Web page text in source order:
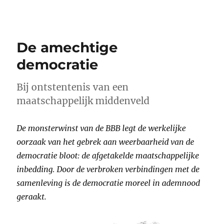
De amechtige
democratie
Bij ontstentenis van een
maatschappelijk middenveld
De monsterwinst van de BBB legt de werkelijke
oorzaak van het gebrek aan weerbaarheid van de
democratie bloot: de afgetakelde maatschappelijke
inbedding. Door de verbroken verbindingen met de
samenleving is de democratie moreel in ademnood
geraakt.